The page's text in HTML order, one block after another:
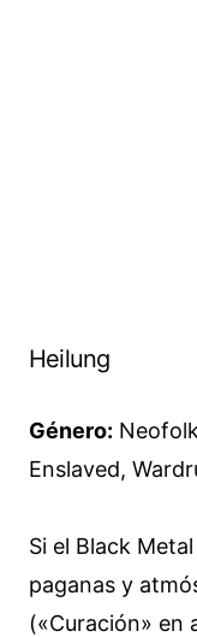
Heilung
Género:
Enslaved,
Si el Black
paganas y
(«Curación» en